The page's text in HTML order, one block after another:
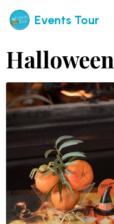
Events Tour
Halloween